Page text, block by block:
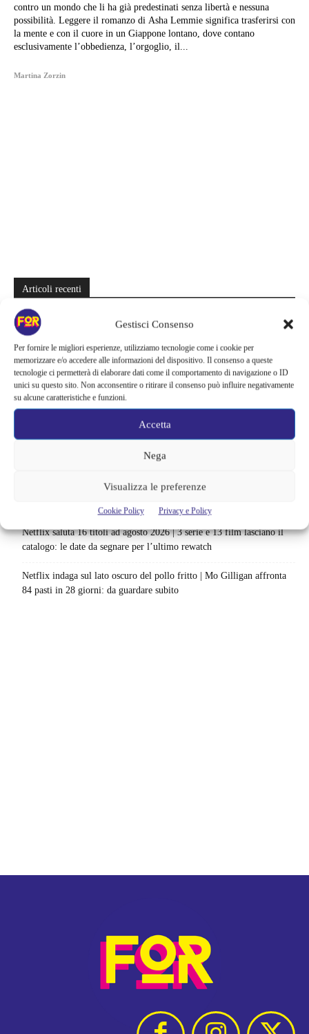
Gestisci Consenso
Per fornire le migliori esperienze, utilizziamo tecnologie come i cookie per
memorizzare e/o accedere alle informazioni del dispositivo. Il consenso a queste
tecnologie ci permetterà di elaborare dati come il comportamento di navigazione o ID
unici su questo sito. Non acconsentire o ritirare il consenso può influire negativamente
su alcune caratteristiche e funzioni.
Accetta
Nega
Visualizza le preferenze
Cookie Policy Privacy e Policy
contro un mondo che li ha già predestinati senza libertà e nessuna
possibilità. Leggere il romanzo di Asha Lemmie significa trasferirsi con
la mente e con il cuore in un Giappone lontano, dove contano
esclusivamente l’obbedienza, l’orgoglio, il...
Martina Zorzin
Articoli recenti
Spider-Man: Brand New Day riapre una vecchia ferita | Il finale
alimenta una nuova teoria: il dettaglio che coinvolge i due più amati
Barbie 2 rischia di saltare | Warner Bros. ha pochi mesi per trovare un
accordo: il dubbio che divide Hollywood
La bocca del diavolo arriva su Prime Video, squali e claustrofobia nel
scenario: una nuova sfida senza via di fuga
Sony ferma i film sui personaggi di Spider-Man, nessun nuovo
Netflix saluta 16 titoli ad agosto 2026 | 3 serie e 13 film lasciano il
catalogo: le date da segnare per l’ultimo rewatch
Netflix indaga sul lato oscuro del pollo fritto | Mo Gilligan affronta
84 pasti in 28 giorni: da guardare subito